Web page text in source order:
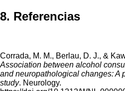
8. Referencias
Corrada, M. M., Berlau, D. J., &
Association between alcohol
and neuropathological changes: A
study. Neurology.